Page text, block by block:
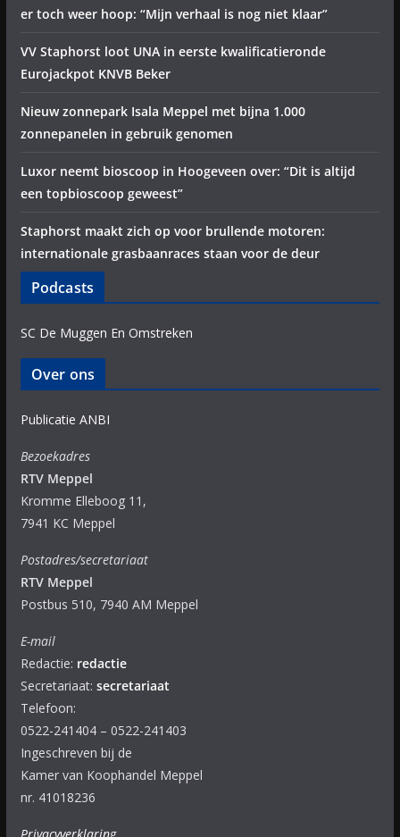
er toch weer hoop: “Mijn verhaal is nog niet klaar”
VV Staphorst loot UNA in eerste kwalificatieronde
Eurojackpot KNVB Beker
Nieuw zonnepark Isala Meppel met bijna 1.000
zonnepanelen in gebruik genomen
Luxor neemt bioscoop in Hoogeveen over: “Dit is altijd
een topbioscoop geweest”
Staphorst maakt zich op voor brullende motoren:
internationale grasbaanraces staan voor de deur
Podcasts
SC De Muggen En Omstreken
Over ons
Publicatie ANBI
Bezoekadres
RTV Meppel
Kromme Elleboog 11,
7941 KC Meppel
Postadres/secretariaat
RTV Meppel
Postbus 510, 7940 AM Meppel
E-mail
Redactie: redactie
Secretariaat: secretariaat
Telefoon:
0522-241404 – 0522-241403
Ingeschreven bij de
Kamer van Koophandel Meppel
nr. 41018236